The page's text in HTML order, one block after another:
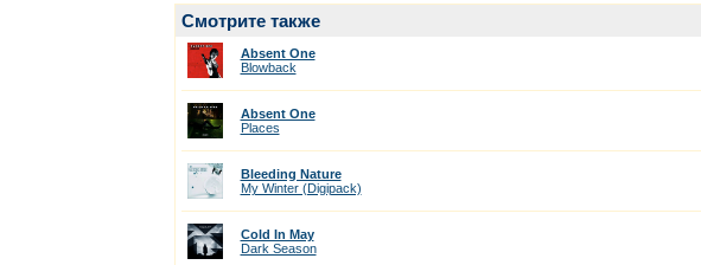
Смотрите также
Absent One
Blowback
Absent One
Places
Bleeding Nature
My Winter (Digipack)
Cold In May
Dark Season